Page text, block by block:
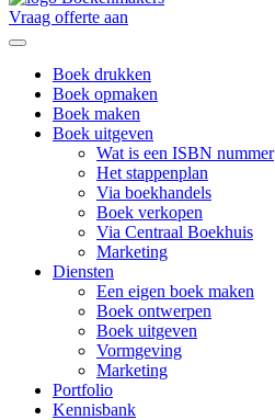
Vraag offerte aan
Boek drukken
Boek opmaken
Boek maken
Boek uitgeven
Wat is een ISBN nummer
Het stappenplan
Via boekhandels
Boek verkopen
Via Centraal Boekhuis
Marketing
Diensten
Een eigen boek maken
Boek ontwerpen
Boek uitgeven
Vormgeving
Marketing
Portfolio
Kennisbank